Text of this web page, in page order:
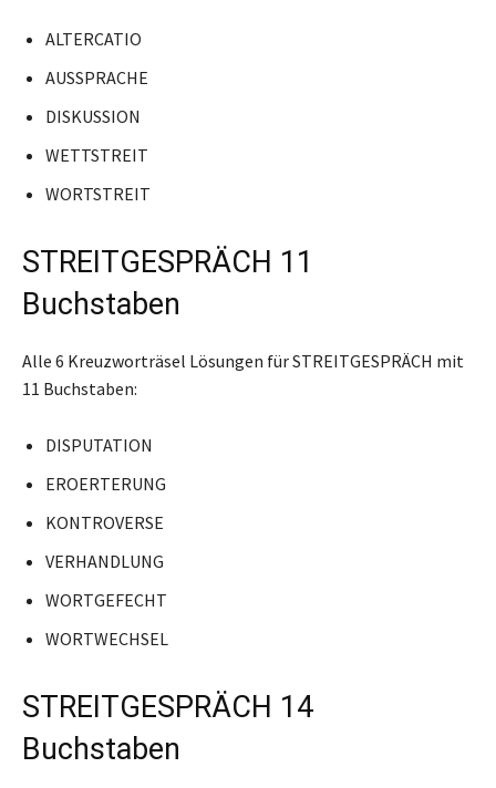
ALTERCATIO
AUSSPRACHE
DISKUSSION
WETTSTREIT
WORTSTREIT
STREITGESPRÄCH 11
Buchstaben
Alle 6 Kreuzworträsel Lösungen für STREITGESPRÄCH mit
11 Buchstaben:
DISPUTATION
EROERTERUNG
KONTROVERSE
VERHANDLUNG
WORTGEFECHT
WORTWECHSEL
STREITGESPRÄCH 14
Buchstaben